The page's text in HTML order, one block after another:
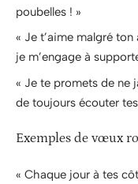
poubelles ! »
« Je t’aime malgré
je m’engage à
« Je te promets de ne
de toujours écouter
Exemples de vœux
« Chaque jour à tes